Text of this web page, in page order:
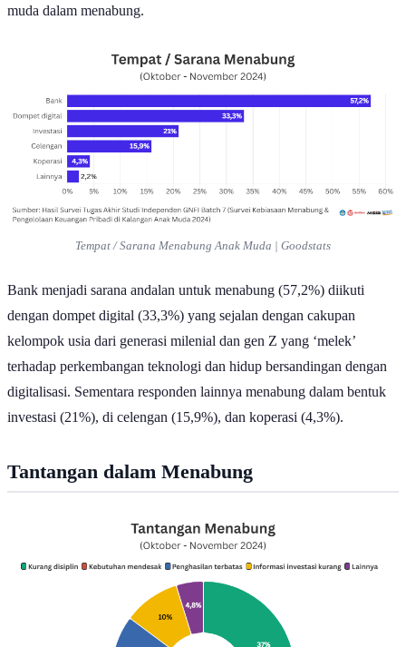
muda dalam menabung.
Tempat / Sarana Menabung Anak Muda | Goodstats
Bank menjadi sarana andalan untuk menabung (57,2%) diikuti
dengan dompet digital (33,3%) yang sejalan dengan cakupan
kelompok usia dari generasi milenial dan gen Z yang ‘melek’
terhadap perkembangan teknologi dan hidup bersandingan dengan
digitalisasi. Sementara responden lainnya menabung dalam bentuk
investasi (21%), di celengan (15,9%), dan koperasi (4,3%).
Tantangan dalam Menabung